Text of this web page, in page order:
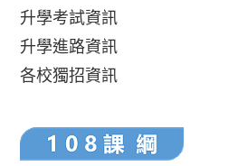
升學考試資訊
升學進路資訊
各校獨招資訊